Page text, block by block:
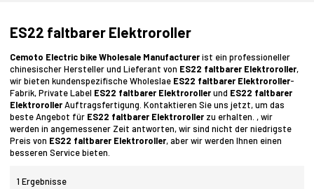
ES22 faltbarer Elektroroller
Cemoto Electric bike Wholesale Manufacturerist ein professioneller
chinesischer Hersteller und Lieferant von ES22 faltbarer Elektroroller,
wir bieten kundenspezifische Wholeslae ES22 faltbarer Elektroroller-
Fabrik, Private Label ES22 faltbarer Elektrorollerund ES22 faltbarer
ElektrorollerAuftragsfertigung. Kontaktieren Sie uns jetzt, um das
beste Angebot für ES22 faltbarer Elektroroller zu erhalten. , wir
werden in angemessener Zeit antworten, wir sind nicht der niedrigste
Preis von ES22 faltbarer Elektroroller, aber wir werden Ihnen einen
besseren Service bieten.
1 Ergebnisse